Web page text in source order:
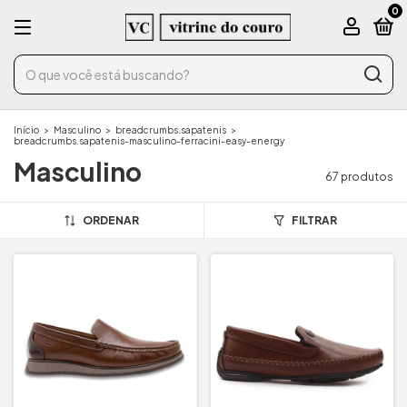
0
Início > Masculino > breadcrumbs.sapatenis >
breadcrumbs.sapatenis-masculino-ferracini-easy-energy
Masculino 67 produtos
ORDENAR FILTRAR